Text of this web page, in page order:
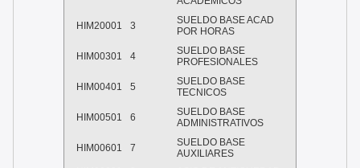
HIM20001 3
SUELDO BASE ACAD
POR HORAS
HIM00301 4
SUELDO BASE
PROFESIONALES
HIM00401 5
SUELDO BASE
TECNICOS
HIM00501 6
SUELDO BASE
ADMINISTRATIVOS
HIM00601 7
SUELDO BASE
AUXILIARES